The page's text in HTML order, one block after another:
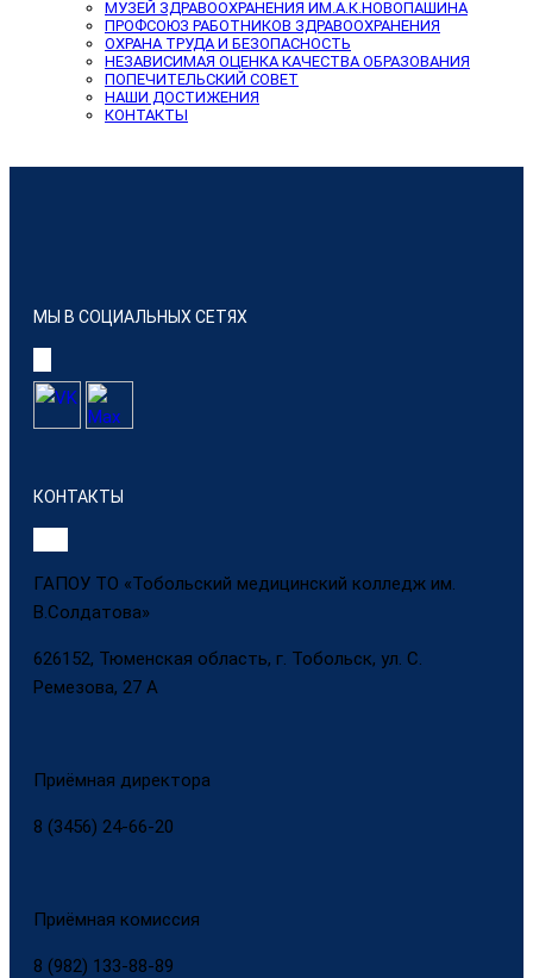
МУЗЕЙ ЗДРАВООХРАНЕНИЯ ИМ.А.К.НОВОПАШИНА
ПРОФСОЮЗ РАБОТНИКОВ ЗДРАВООХРАНЕНИЯ
ОХРАНА ТРУДА И БЕЗОПАСНОСТЬ
НЕЗАВИСИМАЯ ОЦЕНКА КАЧЕСТВА ОБРАЗОВАНИЯ
ПОПЕЧИТЕЛЬСКИЙ СОВЕТ
НАШИ ДОСТИЖЕНИЯ
КОНТАКТЫ
МЫ В СОЦИАЛЬНЫХ СЕТЯХ
КОНТАКТЫ
ГАПОУ ТО «Тобольский медицинский колледж им.
В.Солдатова»
626152, Тюменская область, г. Тобольск, ул. С.
Ремезова, 27 А
Приёмная директора
8 (3456) 24-66-20
Приёмная комиссия
8 (982) 133-88-89